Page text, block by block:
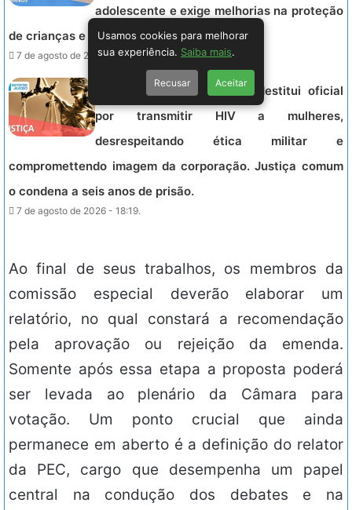
adolescente e exige melhorias na proteção
de crianças e adolescentes na plataforma.
7 de agosto de 2026 - 21:52.
JUSTIÇA – Exército: STM destitui oficial
por transmitir HIV a mulheres,
desrespeitando ética militar e
compromettendo imagem da corporação. Justiça comum
o condena a seis anos de prisão.
7 de agosto de 2026 - 18:19.
Ao final de seus trabalhos, os membros da
comissão especial deverão elaborar um
relatório, no qual constará a recomendação
pela aprovação ou rejeição da emenda.
Somente após essa etapa a proposta poderá
ser levada ao plenário da Câmara para
votação. Um ponto crucial que ainda
permanece em aberto é a definição do relator
da PEC, cargo que desempenha um papel
central na condução dos debates e na
Usamos cookies para melhorar
sua experiência. Saiba mais
Recusar Aceitar